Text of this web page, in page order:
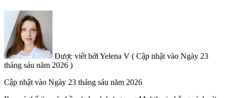
Được viết bởi Yelena V ( Cập nhật vào Ngày 23
tháng sáu năm 2026 )
Cập nhật vào Ngày 23 tháng sáu năm 2026